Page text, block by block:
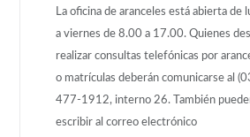
La oficina de aranceles está abierta de
a viernes de 8.00 a 17.00. Quienes
realizar consultas telefónicas por
o matrículas deberán comunicarse al
477-1912, interno 26. También
escribir al correo electrónico